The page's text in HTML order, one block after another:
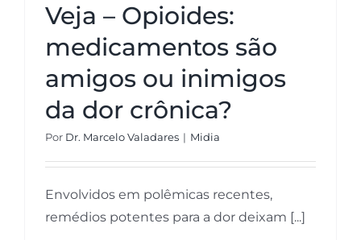
Veja – Opioides:
medicamentos são
amigos ou inimigos
da dor crônica?
Por Dr. Marcelo Valadares | Midia
Envolvidos em polêmicas recentes,
remédios potentes para a dor deixam [...]